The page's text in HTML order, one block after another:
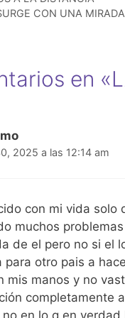
n
er
CON UNA MIRADA
en
2025 a las 12:14 am
con mi vida solo
muchos
de el pero no si el
para otro pais a
mis manos y no
completamente
en lo q en